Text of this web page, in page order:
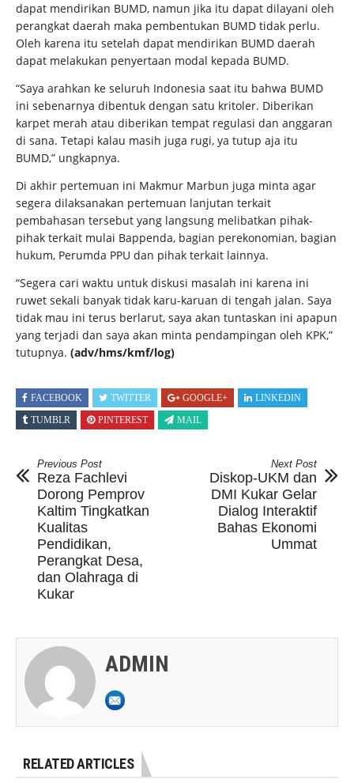
dapat mendirikan BUMD, namun jika itu dapat dilayani oleh
perangkat daerah maka pembentukan BUMD tidak perlu.
Oleh karena itu setelah dapat mendirikan BUMD daerah
dapat melakukan penyertaan modal kepada BUMD.
“Saya arahkan ke seluruh Indonesia saat itu bahwa BUMD
ini sebenarnya dibentuk dengan satu kritoler. Diberikan
karpet merah atau diberikan tempat regulasi dan anggaran
di sana. Tetapi kalau masih juga rugi, ya tutup aja itu
BUMD,” ungkapnya.
Di akhir pertemuan ini Makmur Marbun juga minta agar
segera dilaksanakan pertemuan lanjutan terkait
pembahasan tersebut yang langsung melibatkan pihak-
pihak terkait mulai Bappenda, bagian perekonomian, bagian
hukum, Perumda PPU dan pihak terkait lainnya.
“Segera cari waktu untuk diskusi masalah ini karena ini
ruwet sekali banyak tidak karu-karuan di tengah jalan. Saya
tidak mau ini terus berlarut, saya akan tuntaskan ini apapun
yang terjadi dan saya akan minta pendampingan oleh KPK,”
tutupnya. (adv/hms/kmf/log)
FACEBOOK TWITTER GOOGLE+
LINKEDIN
TUMBLR
PINTEREST MAIL
Previous Post
Reza Fachlevi
Dorong Pemprov
Kaltim Tingkatkan
Kualitas
Pendidikan,
Perangkat Desa,
dan Olahraga di
Kukar
Next Post
Diskop-UKM dan
DMI Kukar Gelar
Dialog Interaktif
Bahas Ekonomi
Ummat
ADMIN
RELATED ARTICLES